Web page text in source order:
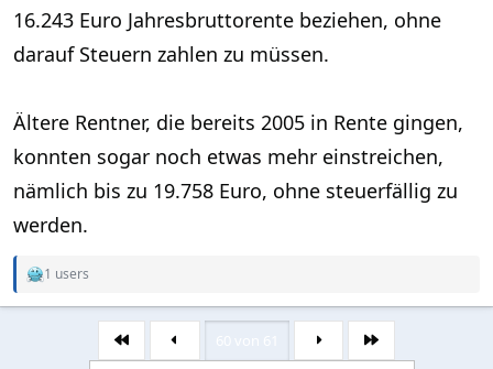
16.243 Euro Jahresbruttorente beziehen, ohne
darauf Steuern zahlen zu müssen.
Ältere Rentner, die bereits 2005 in Rente gingen,
konnten sogar noch etwas mehr einstreichen,
nämlich bis zu 19.758 Euro, ohne steuerfällig zu
werden.
R
1 users
Erste
Letzte